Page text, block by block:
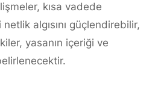
kısa vadede
algısını güçlendirebilir,
yasanın içeriği ve